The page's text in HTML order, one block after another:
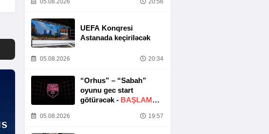
Təşkilat Komitəsinin
05.08.2026 20:56
UEFA Konqresi
Astanada keçiriləcək
05.08.2026 20:34
“Orhus” – “Sabah”
oyunu gec start
götürəcək - BAŞLAMA
05.08.2026 19:57